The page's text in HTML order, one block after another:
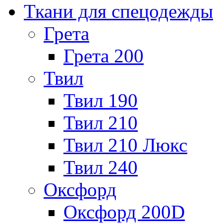
Ткани для спецодежды
Грета
Грета 200
Твил
Твил 190
Твил 210
Твил 210 Люкс
Твил 240
Оксфорд
Оксфорд 200D